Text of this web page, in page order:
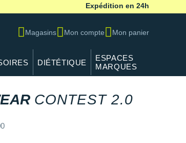
Expédition en 24h
Magasins Mon compte Mon panier
DIÉTÉTIQUE
ESPACES
MARQUES
CONTEST 2.0